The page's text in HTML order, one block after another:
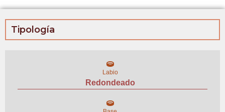
Tipología
Labio
Redondeado